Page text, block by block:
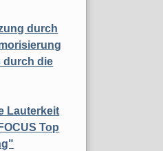
durch
durch die
Lauterkeit
Top